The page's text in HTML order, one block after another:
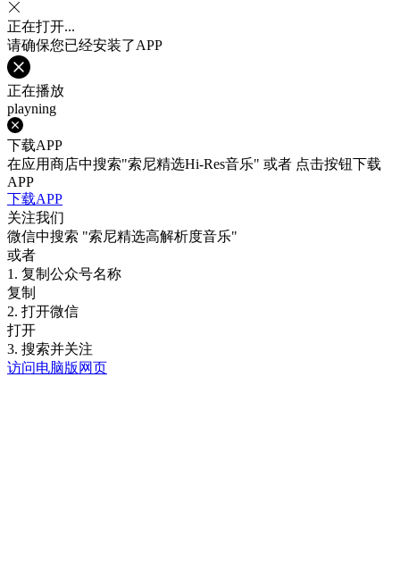
正在打开...
请确保您已经安装了APP
正在播放
playning
下载APP
在应用商店中搜索"索尼精选Hi-Res音乐" 或者 点击按钮下载
APP
下载APP
关注我们
微信中搜索 "索尼精选高解析度音乐"
或者
1. 复制公众号名称
复制
2. 打开微信
打开
3. 搜索并关注
访问电脑版网页